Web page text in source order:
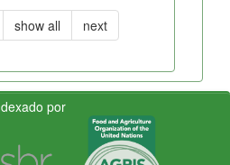
show all next
por